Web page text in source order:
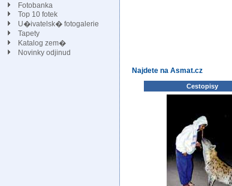
Fotobanka
Top 10 fotek
U�ivatelsk� fotogalerie
Tapety
Katalog zem�
Novinky odjinud
Najdete na Asmat.cz
Cestopisy